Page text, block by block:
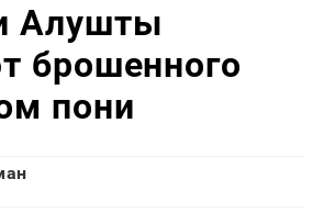
Алушты
брошенного
пони